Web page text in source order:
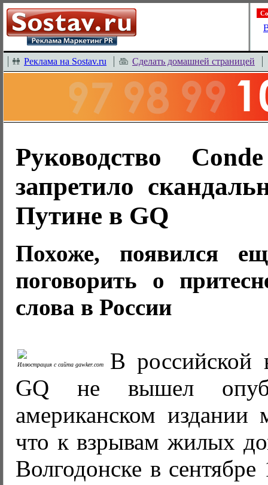
Реклама на Sostav.ru Сделать домашней страницей
Руководство
запретило
Путине в GQ
Похоже, появился
поговорить о
слова в России
Иллюстрация с сайта gawker.com
В российской
GQ не вышел
американском издании
что к взрывам жилых
Волгодонске в